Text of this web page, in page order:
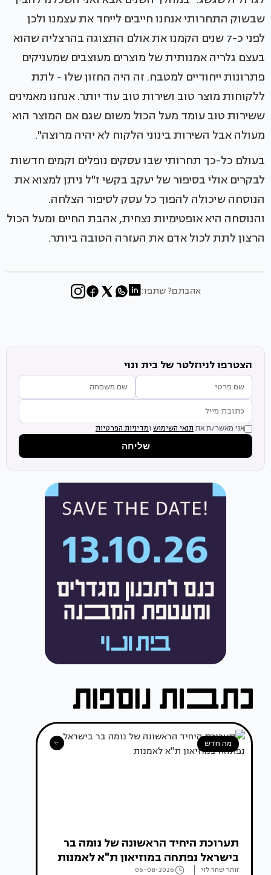
שבשוק התחרותי אנחנו חייבים לייחד את עצמנו ולכן
לפני כ-7 שנים הקמנו את אולם התצוגה בהרצליה שהוא
בעצם גלריה אמנותית של מוצרים מעוצבים שמעניקים
פתרונות ייחודיים למטבח. זה היה החזון שלו - לתת
ללקוחות מוצר טוב ושירות טוב עוד יותר. אנחנו מאמינים
ששירות טוב עומד מעל הכול משום שגם אם המוצר הוא
מעולה אבל השירות בינוני הלקוח לא יהיה מרוצה".
בעולם כל-כך תחרותי שבו עסקים נופלים וקמים חדשות
לבקרים אולי בסיפור של יעקב בקשי ז"ל ניתן למצוא את
הנוסחה שיכולה להפוך כל עסק לסיפור הצלחה.
והנוסחה היא אופטימיות נצחית, אהבת החיים ומעל הכול
הרצון לתת לכול אדם את העזרה הטובה ביותר.
אהבתם? שתפו:
הצטרפו לניוזלטר של בית ונוי
אני מאשר/ת את תנאי השימוש ומדיניות הפרטיות
שליחה
מה חדש
תערוכת היחיד הראשונה של נומה בר
בישראל נפתחה במוזיאון ת"א לאמנות
זוהר שחר לוי 06-08-2026